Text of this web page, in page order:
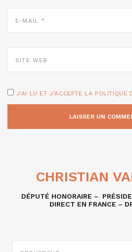
MAIL
WEB
J'AI LU ET J'ACCEPTE LA POLITIQUE
CHRISTIAN
DÉPUTÉ HONORAIRE –
DIRECT EN FRANCE –
SUR